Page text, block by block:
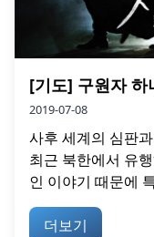
[기도] 구원자 하
2019-07-08
사후 세계의 심판
최근 북한에서 유
인 이야기 때문에
더보기